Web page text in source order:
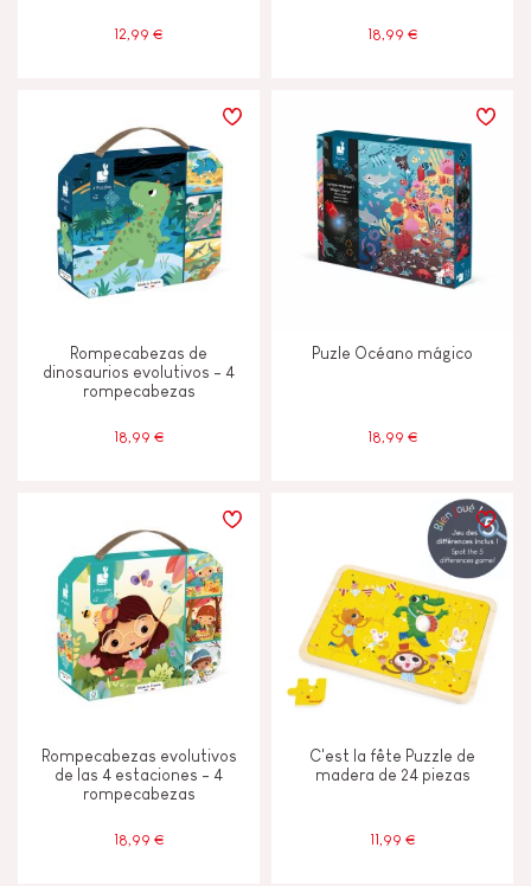
12,99 € 18,99 €
Rompecabezas de
dinosaurios evolutivos - 4
rompecabezas
18,99 €
Puzle Océano mágico
18,99 €
Rompecabezas evolutivos
de las 4 estaciones - 4
rompecabezas
18,99 €
C'est la fête Puzzle de
madera de 24 piezas
11,99 €